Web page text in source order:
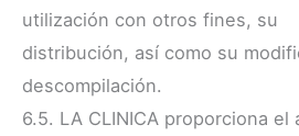
utilización con otros fines, su
distribución, así como su
descompilación.
6.5. LA CLINICA proporciona